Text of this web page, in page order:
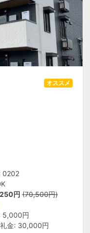
オススメ
0202
円 (70,500円)
5,000円
金: 30,000円